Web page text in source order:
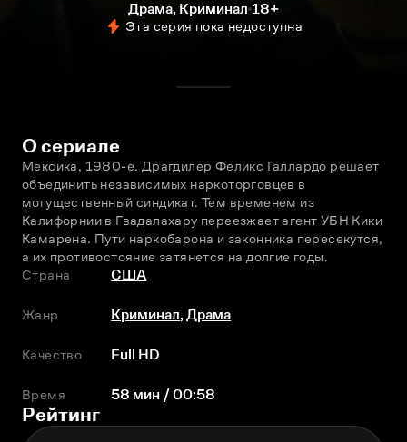
Драма, Криминал 18+
Эта серия пока недоступна
О сериале
Мексика, 1980-е. Драгдилер Феликс Галлардо решает
объединить независимых наркоторговцев в
могущественный синдикат. Тем временем из
Калифорнии в Гвадалахару переезжает агент УБН Кики
Камарена. Пути наркобарона и законника пересекутся,
а их противостояние затянется на долгие годы.
Страна
США
Жанр Криминал,Драма
Качество Full HD
Время 58 мин / 00:58
Рейтинг